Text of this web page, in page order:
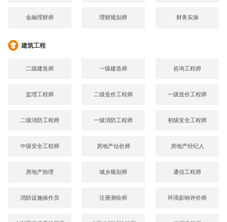
金融理财师 理财规划师 财务实操
建筑工程
二级建造师 一级建造师 咨询工程师
监理工程师 二级造价工程师 一级造价工程师
二级消防工程师 一级消防工程师 初级安全工程师
中级安全工程师 房地产估价师 房地产经纪人
房地产协理 城乡规划师 通信工程师
消防设施操作员 注册测绘师 环境影响评价师